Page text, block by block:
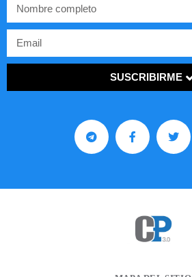
SUSCRIBIRME